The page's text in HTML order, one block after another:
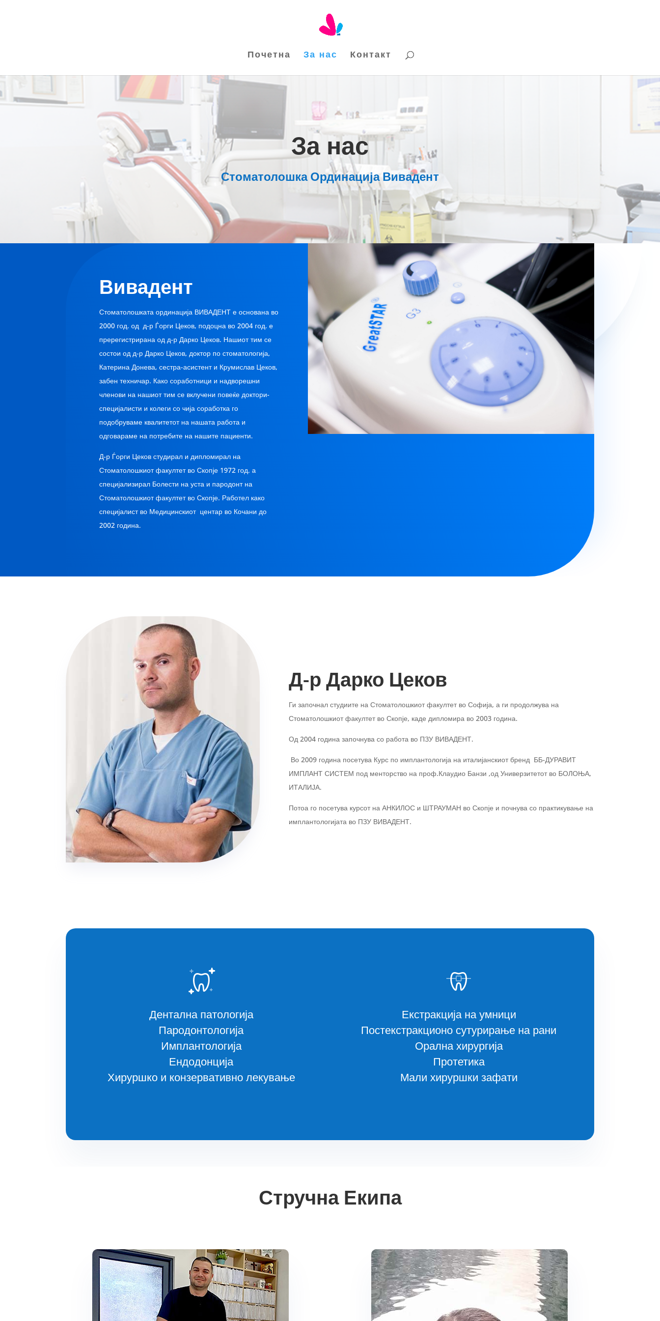
Почетна За нас Контакт
За нас
Стоматолошка Ординација Вивадент
Вивадент
Стоматолошката ординација ВИВАДЕНТ е основана во
2000 год. од д-р Ѓорги Цеков, подоцна во 2004 год. е
пререгистрирана од д-р Дарко Цеков. Нашиот тим се
состои од д-р Дарко Цеков, доктор по стоматологија,
Катерина Донева, сестра-асистент и Крумислав Цеков,
забен техничар. Како соработници и надворешни
членови на нашиот тим се вклучени повеќе доктори-
специјалисти и колеги со чија соработка го
подобруваме квалитетот на нашата работа и
одговараме на потребите на нашите пациенти.
Д-р Ѓорги Цеков студирал и дипломирал на
Стоматолошкиот факултет во Скопје 1972 год. а
специјализирал Болести на уста и пародонт на
Стоматолошкиот факултет во Скопје. Работел како
специјалист во Медицинскиот центар во Кочани до
2002 година.
Д-р Дарко Цеков
Ги започнал студиите на Стоматолошкиот факултет во Софија, а ги продолжува на
Стоматолошкиот факултет во Скопје, каде дипломира во 2003 година.
Од 2004 година започнува со работа во ПЗУ ВИВАДЕНТ.
Во 2009 година посетува Курс по имплантологија на италијанскиот бренд ББ-ДУРАВИТ
ИМПЛАНТ СИСТЕМ под менторство на проф.Клаудио Банзи ,од Универзитетот во БОЛОЊА,
ИТАЛИЈА.
Потоа го посетува курсот на АНКИЛОС и ШТРАУМАН во Скопје и почнува со практикување на
имплантологијата во ПЗУ ВИВАДЕНТ.
Дентална патологија
Пародонтологија
Имплантологија
Ендодонција
Хируршко и конзервативно лекување
Екстракција на умници
Постекстракционо сутурирање на рани
Орална хирургија
Протетика
Мали хируршки зафати
Стручна Екипа